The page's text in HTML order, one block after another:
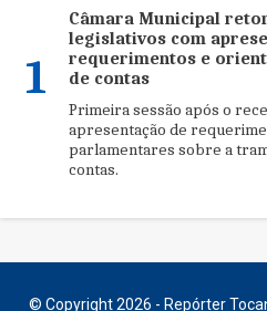
1
Câmara Municipal
legislativos com
requerimentos e
de contas
Primeira sessão após o
apresentação de
parlamentares sobre a
contas.
© Copyright 2026 - Repórter